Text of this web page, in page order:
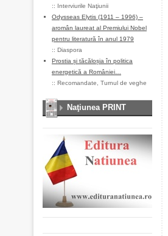
:: Interviurile Naţiunii
Odysseas Elytis (1911 – 1996) –
aromân laureat al Premiului Nobel
pentru literatură în anul 1979
:: Diaspora
Prostia și tăcăloșia în politica
energetică a României…
:: Recomandate Turnul de veghe
Naţiunea PRINT